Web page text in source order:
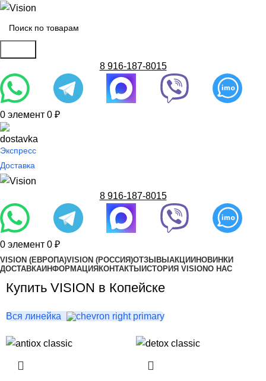
8 916-187-8015
0 элемент 0 ₽
Экспресс
Доставка
8 916-187-8015
0 элемент 0 ₽
VISION (ЕВРОПА)VISION (РОССИЯ)ОТЗЫВЫАКЦИИНОВИНКИ
ДОСТАВКАИНФОРМАЦИЯКОНТАКТЫИСТОРИЯ VISIONО НАС
Купить VISION в Копейске
Вся линейка